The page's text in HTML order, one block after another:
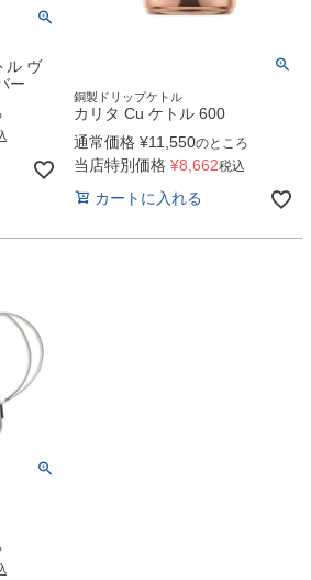
ル ヴ
ー
銅製ドリップケトル
カリタ Cu ケトル 600
通常価格 ¥11,550のところ
当店特別価格 ¥8,662税込
カートに入れる